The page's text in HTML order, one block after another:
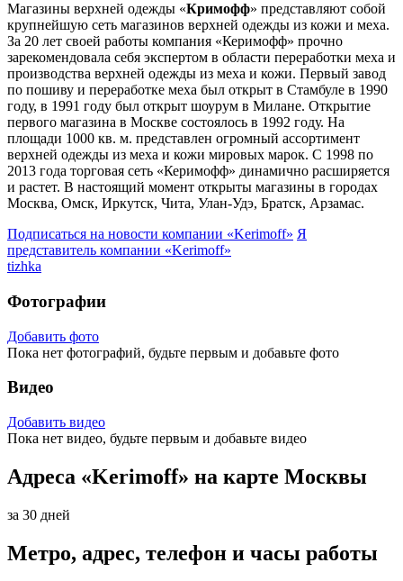
Магазины верхней одежды «Кримофф» представляют собой
крупнейшую сеть магазинов верхней одежды из кожи и меха.
За 20 лет своей работы компания «Керимофф» прочно
зарекомендовала себя экспертом в области переработки меха и
производства верхней одежды из меха и кожи. Первый завод
по пошиву и переработке меха был открыт в Стамбуле в 1990
году, в 1991 году был открыт шоурум в Милане. Открытие
первого магазина в Москве состоялось в 1992 году. На
площади 1000 кв. м. представлен огромный ассортимент
верхней одежды из меха и кожи мировых марок. С 1998 по
2013 года торговая сеть «Керимофф» динамично расширяется
и растет. В настоящий момент открыты магазины в городах
Москва, Омск, Иркутск, Чита, Улан-Удэ, Братск, Арзамас.
Подписаться на новости компании «Kerimoff» Я
представитель компании «Kerimoff»
tizhka
Фотографии
Добавить фото
Пока нет фотографий, будьте первым и добавьте фото
Видео
Добавить видео
Пока нет видео, будьте первым и добавьте видео
Адреса «Kerimoff» на карте Москвы
за 30 дней
Метро, адрес, телефон и часы работы